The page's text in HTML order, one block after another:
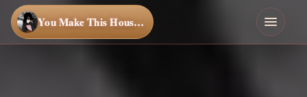
You Make This House a Home